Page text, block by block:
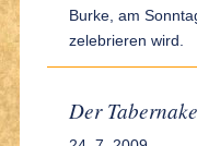
Burke, am
zelebrieren wird.
Der